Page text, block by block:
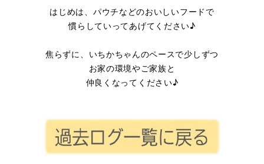
はじめは、パウチなどのおいしいフードで
慣らしていってあげてください♪
焦らずに、いちかちゃんのペースで少しずつ
お家の環境やご家族と
仲良くなってください♪